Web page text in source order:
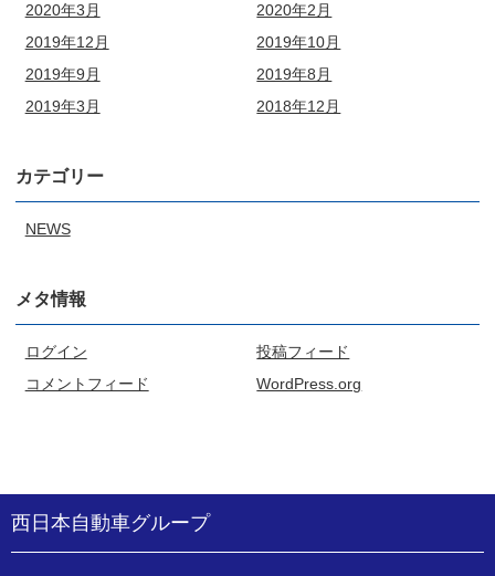
2020年3月
2020年2月
2019年12月
2019年10月
2019年9月
2019年8月
2019年3月
2018年12月
カテゴリー
NEWS
メタ情報
ログイン
投稿フィード
コメントフィード
WordPress.org
西日本自動車グループ